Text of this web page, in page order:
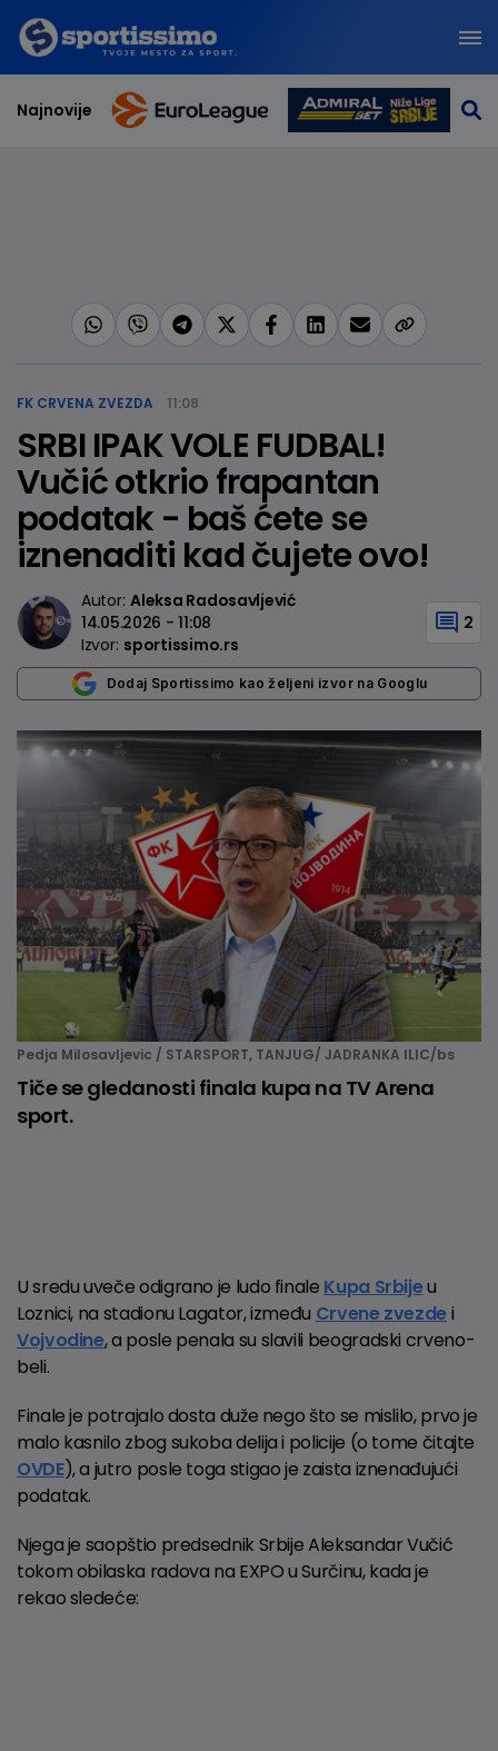
Najnovije
FK CRVENA ZVEZDA 11:08
SRBI IPAK VOLE FUDBAL!
Vučić otkrio frapantan
podatak - baš ćete se
iznenaditi kad čujete ovo!
Autor: Aleksa Radosavljević
14.05.2026 - 11:08
Izvor: sportissimo.rs
2
Dodaj Sportissimo kao željeni izvor na Googlu
Pedja Milosavljevic / STARSPORT, TANJUG/ JADRANKA ILIC/bs
Tiče se gledanosti finala kupa na TV Arena
sport.
U sredu uveče odigrano je ludo finale Kupa Srbijeu
Loznici, na stadionu Lagator, između Crvene zvezde i
Vojvodine, a posle penala su slavili beogradski crveno-
beli.
Finale je potrajalo dosta duže nego što se mislilo, prvo je
malo kasnilo zbog sukoba delija i policije (o tome čitajte
OVDE), a jutro posle toga stigao je zaista iznenađujući
podatak.
Njega je saopštio predsednik Srbije Aleksandar Vučić
tokom obilaska radova na EXPO u Surčinu, kada je
rekao sledeće: